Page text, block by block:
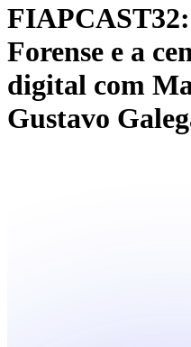
Forense e a
digital com
Gustavo